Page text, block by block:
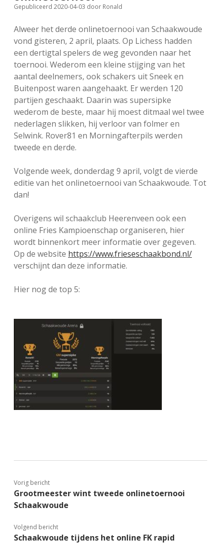
FSB: Schaakwoude II
FSB: Schaakwoude III
Koppelingen
Sponsoren
facebookinstagram
Gepubliceerd 2020-04-03 door Ronald
Alweer het derde onlinetoernooi van Schaakwoude
vond gisteren, 2 april, plaats. Op Lichess hadden
een dertigtal spelers de weg gevonden naar het
toernooi. Wederom een kleine stijging van het
aantal deelnemers, ook schakers uit Sneek en
Buitenpost waren aangehaakt. Er werden 120
partijen geschaakt. Daarin was supersipke
wederom de beste, maar hij moest ditmaal wel twee
nederlagen slikken, hij verloor van folmer en
Selwink. Rover81 en Morningafterpils werden
tweede en derde.
Volgende week, donderdag 9 april, volgt de vierde
editie van het onlinetoernooi van Schaakwoude. Tot
dan!
Overigens wil schaakclub Heerenveen ook een
online Fries Kampioenschap organiseren, hier
wordt binnenkort meer informatie over gegeven.
Op de website https://www.frieseschaakbond.nl/
verschijnt dan deze informatie.
Hier nog de top 5:
Vorig bericht
Grootmeester wint tweede onlinetoernooi
Schaakwoude
Volgend bericht
Schaakwoude tijdens het online FK rapid